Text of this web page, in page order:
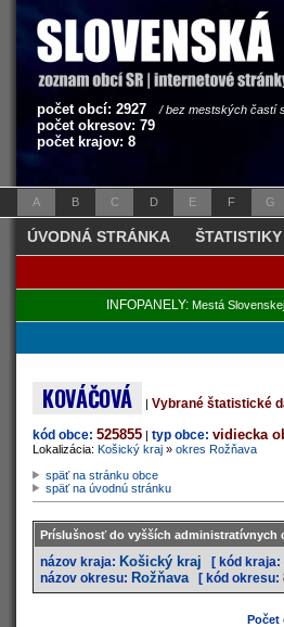
počet obcí: 2927 / bez mestských častí
počet okresov: 79
počet krajov: 8
A B C D E F G
ÚVODNÁ STRÁNKA
INFOPANELY: Mestá
KOVÁČOVÁ |Vybrané štatistické
kód obce: 525855 | typ obce: vidiecka
Lokalizácia: Košický kraj » okres Rožňava
späť na stránku obce
späť na úvodnú stránku
Príslušnosť do vyšších administratívnych
názov kraja: Košický kraj [ kód kraja:
názov okresu: Rožňava [ kód okresu:
Počet